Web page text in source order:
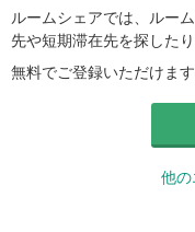
ルームシェアでは、ルー
先や短期滞在先を探した
無料でご登録いただけま
他の